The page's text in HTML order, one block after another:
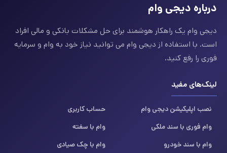
درباره دیجی وام
دیجی وام یک راهکار هوشمند برای حل مشکلات بانکی و مالی افراد
است. با استفاده از دیجی وام می توانید نیاز خود به وام و سرمایه
فوری را رفع کنید.
لینک‌های مفید
نصب اپلیکیشن دیجی وام
حساب کاربری
وام فوری با سند ملکی
وام با سفته
وام با سند خودرو
وام با چک صیادی